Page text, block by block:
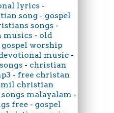
lyrics -
song - gospel
songs -
musics - old
gospel worship
music -
- christian
- free christan
christian
malayalam -
free - gospel